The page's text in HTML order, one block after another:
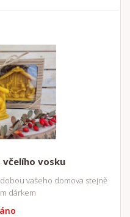
vosku
vašeho domova stejně
dárkem